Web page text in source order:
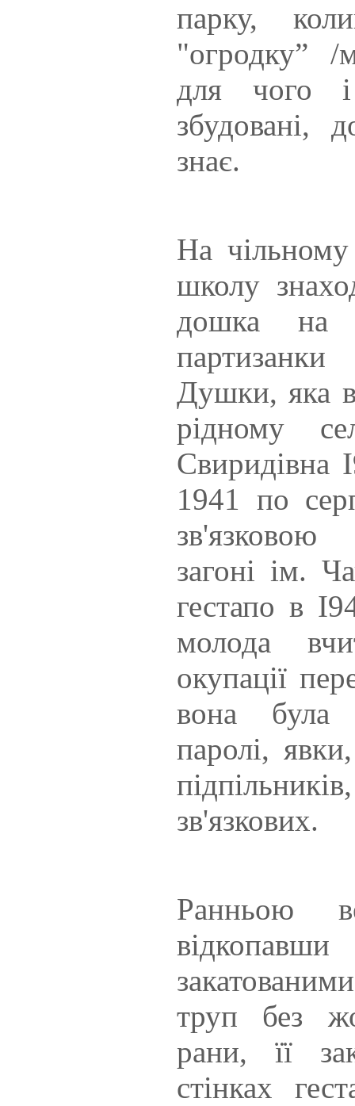
парку,
"огродку” /
для чого
збудовані,
знає.
На
школу
дошка на
Душки, яка
рідному
Свиридівна
1941 по
зв'язковою
загоні ім.
гестапо в
молода
окупації
вона була
паролі,
зв'язкових.
Ранньою
труп без
рани, її
стінках